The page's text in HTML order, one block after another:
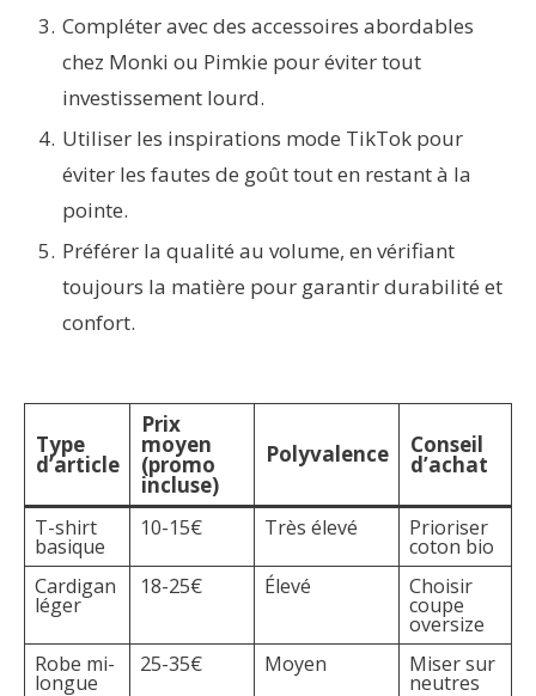
Compléter avec des accessoires abordables
chez Monki ou Pimkie pour éviter tout
investissement lourd.
Utiliser les inspirations mode TikTok pour
éviter les fautes de goût tout en restant à la
pointe.
Préférer la qualité au volume, en vérifiant
toujours la matière pour garantir durabilité et
confort.
Type
d’article
Prix
moyen
(promo
incluse)
Polyvalence Conseil
d’achat
T-shirt
basique
10-15€ Très élevé Prioriser
coton bio
Cardigan
léger
18-25€ Élevé Choisir
coupe
oversize
Robe mi-
longue
25-35€ Moyen Miser sur
neutres